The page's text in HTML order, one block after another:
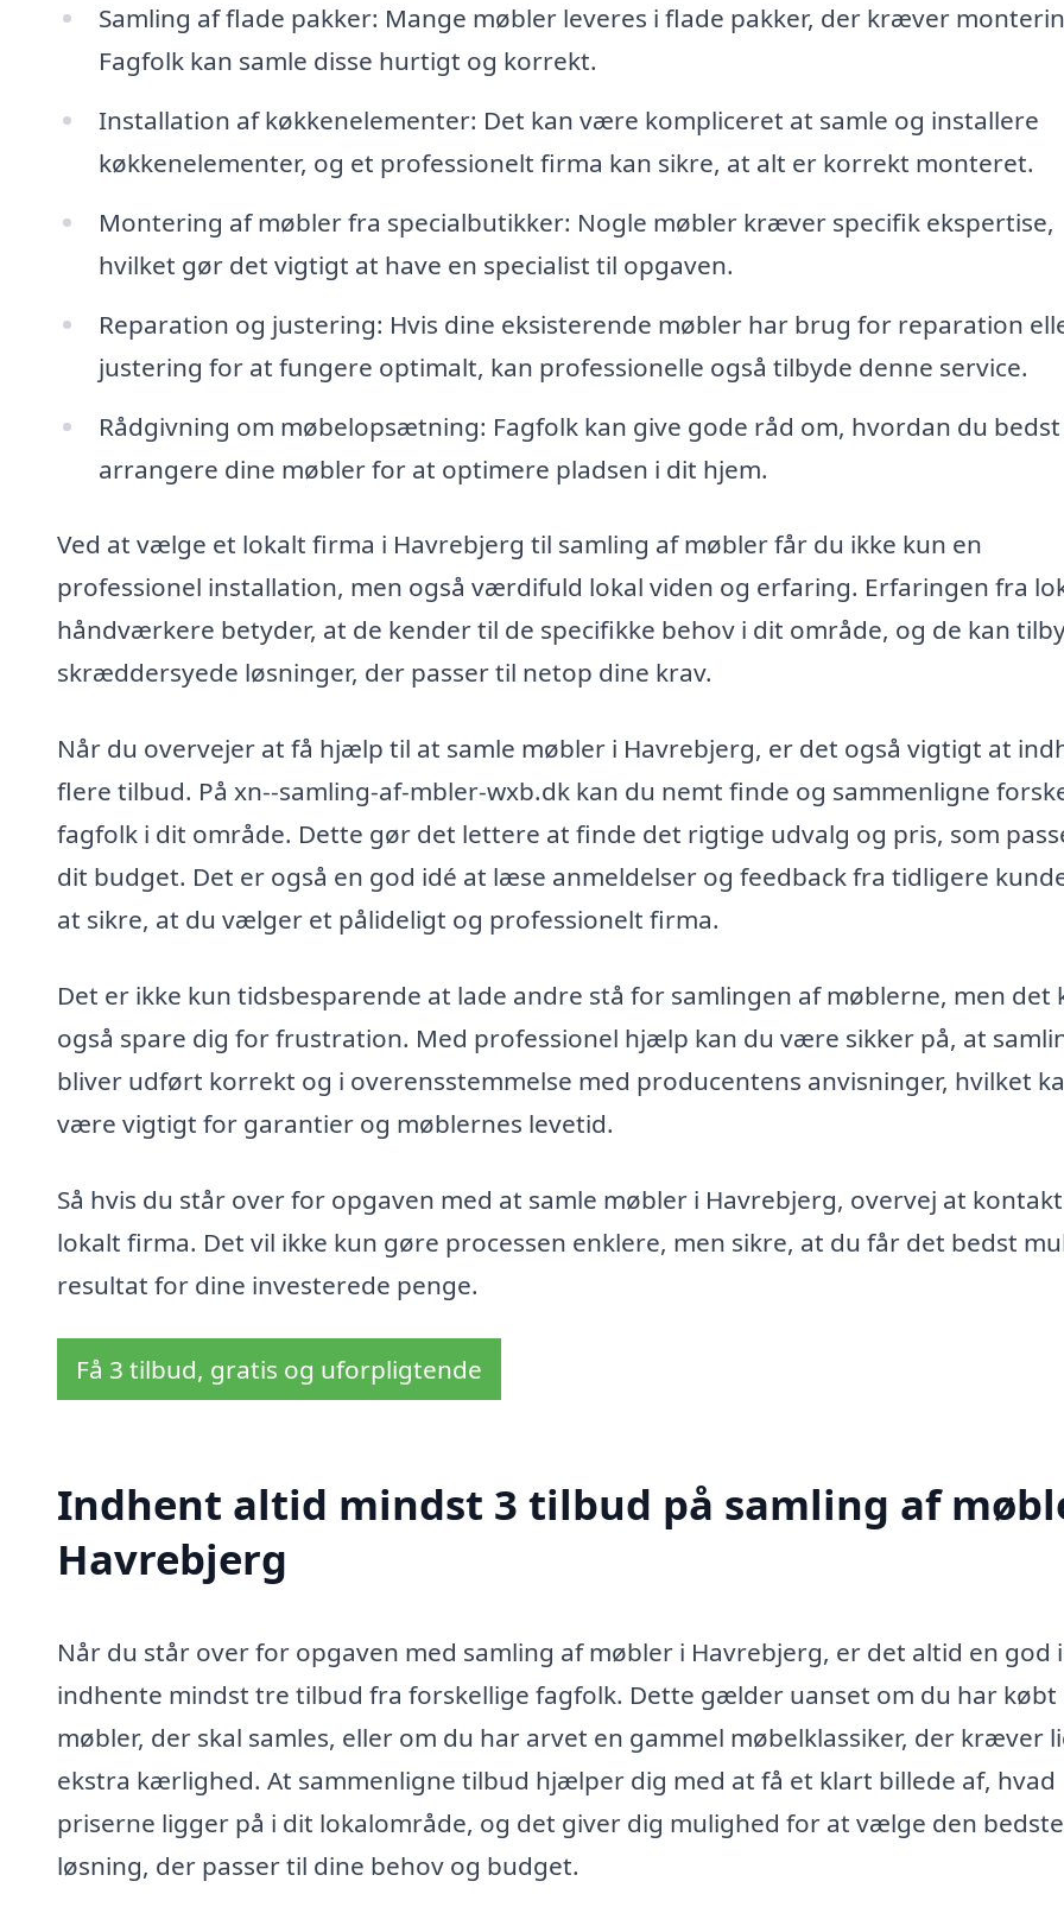
Samling af flade pakker: Mange møbler leveres i flade pakker, der kræver
Fagfolk kan samle disse hurtigt og korrekt.
Installation af køkkenelementer: Det kan være kompliceret at samle og installere
køkkenelementer, og et professionelt firma kan sikre, at alt er korrekt monteret.
Montering af møbler fra specialbutikker: Nogle møbler kræver specifik ekspertise,
hvilket gør det vigtigt at have en specialist til opgaven.
Reparation og justering: Hvis dine eksisterende møbler har brug for reparation
justering for at fungere optimalt, kan professionelle også tilbyde denne service.
Rådgivning om møbelopsætning: Fagfolk kan give gode råd om, hvordan du
arrangere dine møbler for at optimere pladsen i dit hjem.
Ved at vælge et lokalt firma i Havrebjerg til samling af møbler får du ikke kun en
professionel installation, men også værdifuld lokal viden og erfaring. Erfaringen fra
håndværkere betyder, at de kender til de specifikke behov i dit område, og de kan
skræddersyede løsninger, der passer til netop dine krav.
Når du overvejer at få hjælp til at samle møbler i Havrebjerg, er det også vigtigt at
flere tilbud. På xn--samling-af-mbler-wxb.dk kan du nemt finde og sammenligne
fagfolk i dit område. Dette gør det lettere at finde det rigtige udvalg og pris, som
dit budget. Det er også en god idé at læse anmeldelser og feedback fra tidligere
at sikre, at du vælger et pålideligt og professionelt firma.
Det er ikke kun tidsbesparende at lade andre stå for samlingen af møblerne, men det
også spare dig for frustration. Med professionel hjælp kan du være sikker på, at
bliver udført korrekt og i overensstemmelse med producentens anvisninger, hvilket
være vigtigt for garantier og møblernes levetid.
Så hvis du står over for opgaven med at samle møbler i Havrebjerg, overvej at
lokalt firma. Det vil ikke kun gøre processen enklere, men sikre, at du får det bedst
resultat for dine investerede penge.
Få 3 tilbud, gratis og uforpligtende
Indhent altid mindst 3 tilbud på samling af
Havrebjerg
Når du står over for opgaven med samling af møbler i Havrebjerg, er det altid en god
indhente mindst tre tilbud fra forskellige fagfolk. Dette gælder uanset om du har købt
møbler, der skal samles, eller om du har arvet en gammel møbelklassiker, der kræver
ekstra kærlighed. At sammenligne tilbud hjælper dig med at få et klart billede af, hvad
priserne ligger på i dit lokalområde, og det giver dig mulighed for at vælge den bedste
løsning, der passer til dine behov og budget.